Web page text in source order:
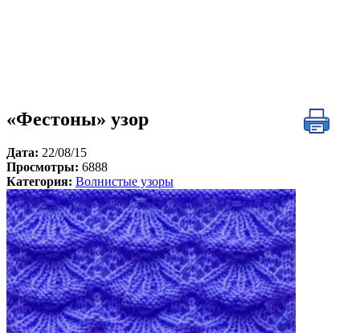
«Фестоны» узор
Дата: 22/08/15
Просмотры: 6888
Категория: Волнистые узоры